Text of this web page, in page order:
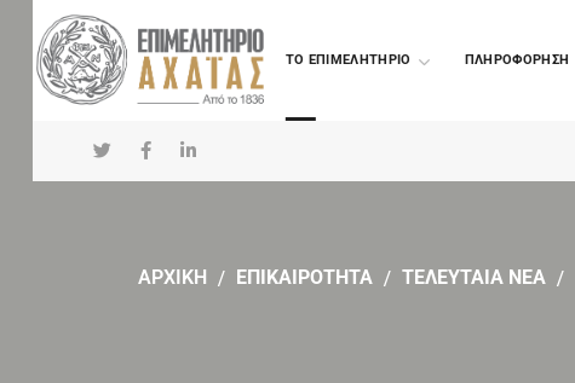
TO ΕΠΙΜΕΛΗΤΗΡΙΟ ΠΛΗΡΟΦΟΡΗΣΗ
ΑΡΧΙΚΗ ΕΠΙΚΑΙΡΟΤΗΤΑ ΤΕΛΕΥΤΑΙΑ ΝΕΑ